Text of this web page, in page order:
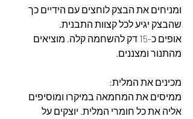
ומניחים את הבצק לוחצים עם הידיים כך
שהבצק יגיע לכל קצוות התבנית.
אופים כ-15 דק להשחמה קלה, מוציאים
מהתנור ומצננים.
מכינים את המלית:
ממיסים את המחמאה במיקרו ומוסיפים
אליה את כל חומרי המלית. יוצקים על